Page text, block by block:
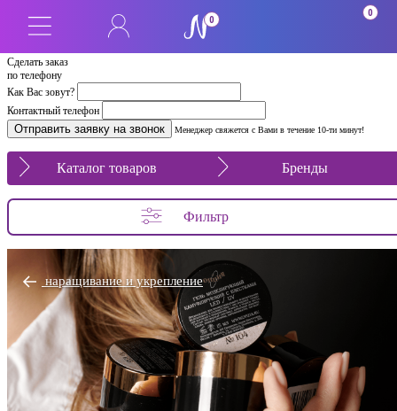
Сделать заказ
по телефону
Как Вас зовут?
Контактный телефон
Менеджер свяжется с Вами в течение 10-ти минут!
0
0
Каталог товаров Бренды
Фильтр
наращивание и укрепление